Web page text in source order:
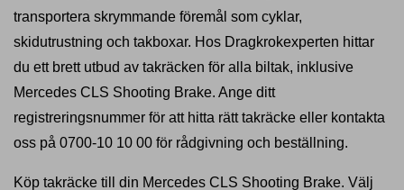
transportera skrymmande föremål som cyklar,
skidutrustning och takboxar. Hos Dragkrokexperten hittar
du ett brett utbud av takräcken för alla biltak, inklusive
Mercedes CLS Shooting Brake. Ange ditt
registreringsnummer för att hitta rätt takräcke eller kontakta
oss på 0700-10 10 00 för rådgivning och beställning.
Köp takräcke till din Mercedes CLS Shooting Brake. Välj